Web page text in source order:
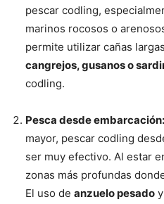
pescar codling,
marinos rocosos o
permite utilizar cañas
cangrejos, gusanos o
codling.
Pesca desde embarcación:
mayor, pescar codling
ser muy efectivo. Al estar
zonas más profundas
El uso de anzuelo pesado y